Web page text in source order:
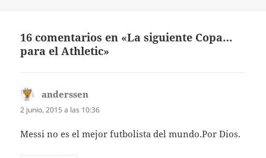
16 comentarios en «La siguiente Copa…
para el Athletic»
anderssen
2 junio, 2015 a las 10:36
Messi no es el mejor futbolista del mundo.Por Dios.